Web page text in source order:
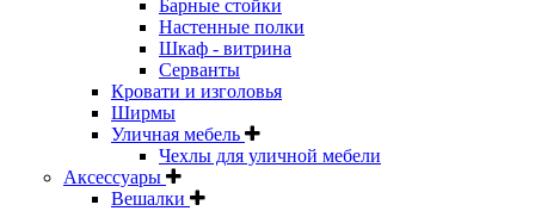
Барные стойки
Настенные полки
Шкаф - витрина
Серванты
Кровати и изголовья
Ширмы
Уличная мебель
Чехлы для уличной мебели
Аксессуары
Вешалки